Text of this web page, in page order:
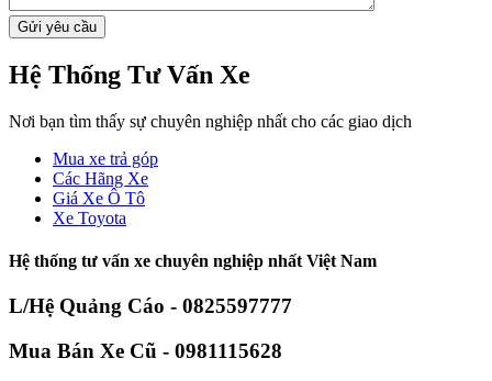
Hệ Thống Tư Vấn Xe
Nơi bạn tìm thấy sự chuyên nghiệp nhất cho các giao dịch
Mua xe trả góp
Các Hãng Xe
Giá Xe Ô Tô
Xe Toyota
Hệ thống tư vấn xe chuyên nghiệp nhất Việt Nam
L/Hệ Quảng Cáo - 0825597777
Mua Bán Xe Cũ - 0981115628